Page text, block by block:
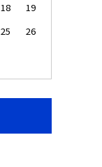
18
19
25
26